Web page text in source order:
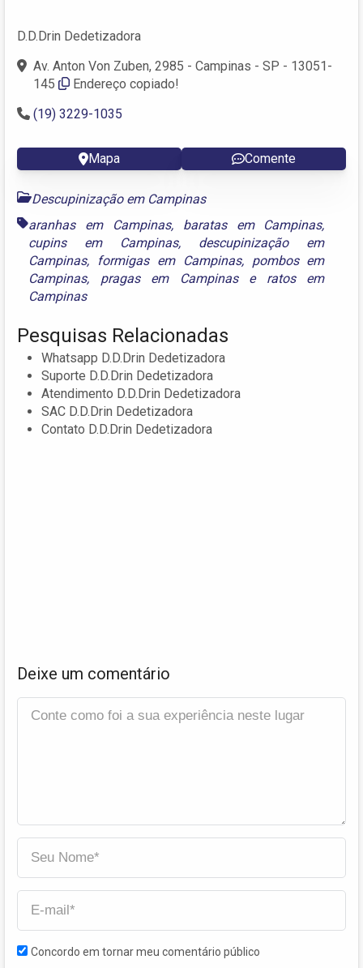
D.D.Drin Dedetizadora
Av. Anton Von Zuben, 2985 - Campinas - SP - 13051-
145
Endereço copiado!
(19) 3229-1035
Mapa Comente
Descupinização em Campinas
aranhas em Campinas, baratas em Campinas,
cupins em Campinas, descupinização em
Campinas, formigas em Campinas, pombos em
Campinas, pragas em Campinase ratos em
Campinas
Pesquisas Relacionadas
Whatsapp D.D.Drin Dedetizadora
Suporte D.D.Drin Dedetizadora
Atendimento D.D.Drin Dedetizadora
SAC D.D.Drin Dedetizadora
Contato D.D.Drin Dedetizadora
Deixe um comentário
Concordo em tornar meu comentário público